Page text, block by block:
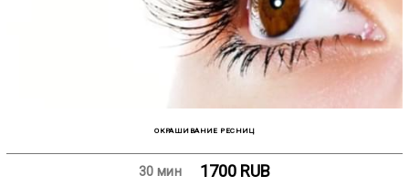
ОКРАШИВАНИЕ РЕСНИЦ
30 мин 1700 RUB